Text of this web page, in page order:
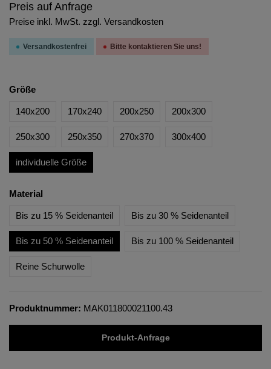
Preis auf Anfrage
Preise inkl. MwSt. zzgl. Versandkosten
Versandkostenfrei Bitte kontaktieren Sie uns!
Größe
140x200 170x240 200x250 200x300
250x300 250x350 270x370 300x400
individuelle Größe
Material
Bis zu 15 % Seidenanteil Bis zu 30 % Seidenanteil
Bis zu 50 % Seidenanteil Bis zu 100 % Seidenanteil
Reine Schurwolle
Produktnummer: MAK011800021100.43
Produkt-Anfrage